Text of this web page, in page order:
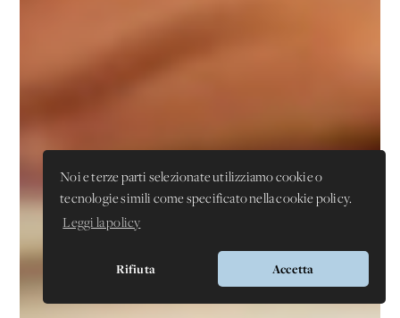
Noi e terze parti selezionate utilizziamo cookie o
tecnologie simili come specificato nella cookie policy.
Leggi la policy
Rifiuta Accetta